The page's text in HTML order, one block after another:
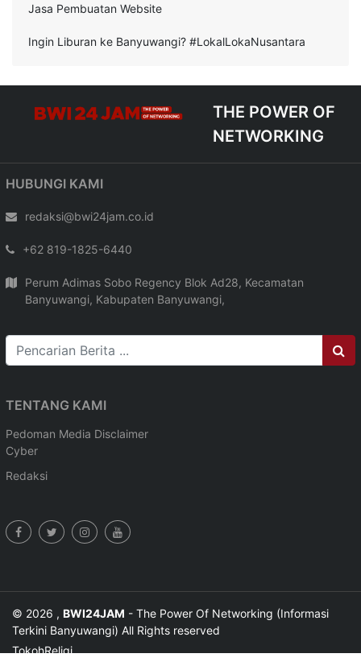
Jasa Pembuatan Website
Ingin Liburan ke Banyuwangi? #LokalLokaNusantara
THE POWER OF
NETWORKING
HUBUNGI KAMI
redaksi@bwi24jam.co.id
+62 819-1825-6440
Perum Adimas Sobo Regency Blok Ad28, Kecamatan
Banyuwangi, Kabupaten Banyuwangi,
TENTANG KAMI
Pedoman Media
Cyber
Disclaimer
Redaksi
© 2026 , BWI24JAM - The Power Of Networking (Informasi
Terkini Banyuwangi) All Rights reserved
TokohReligi